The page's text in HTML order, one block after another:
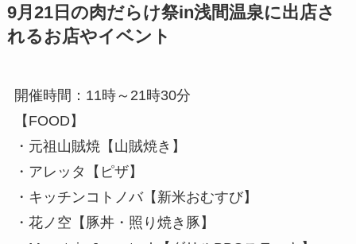
9月21日の肉だらけ祭in浅間温泉に出店さ
れるお店やイベント
開催時間：11時～21時30分
【FOOD】
・元祖山賊焼【山賊焼き】
・アレッタ【ピザ】
・キッチンコトノバ【新米おむすび】
・花ノ空【豚丼・照り焼き豚】